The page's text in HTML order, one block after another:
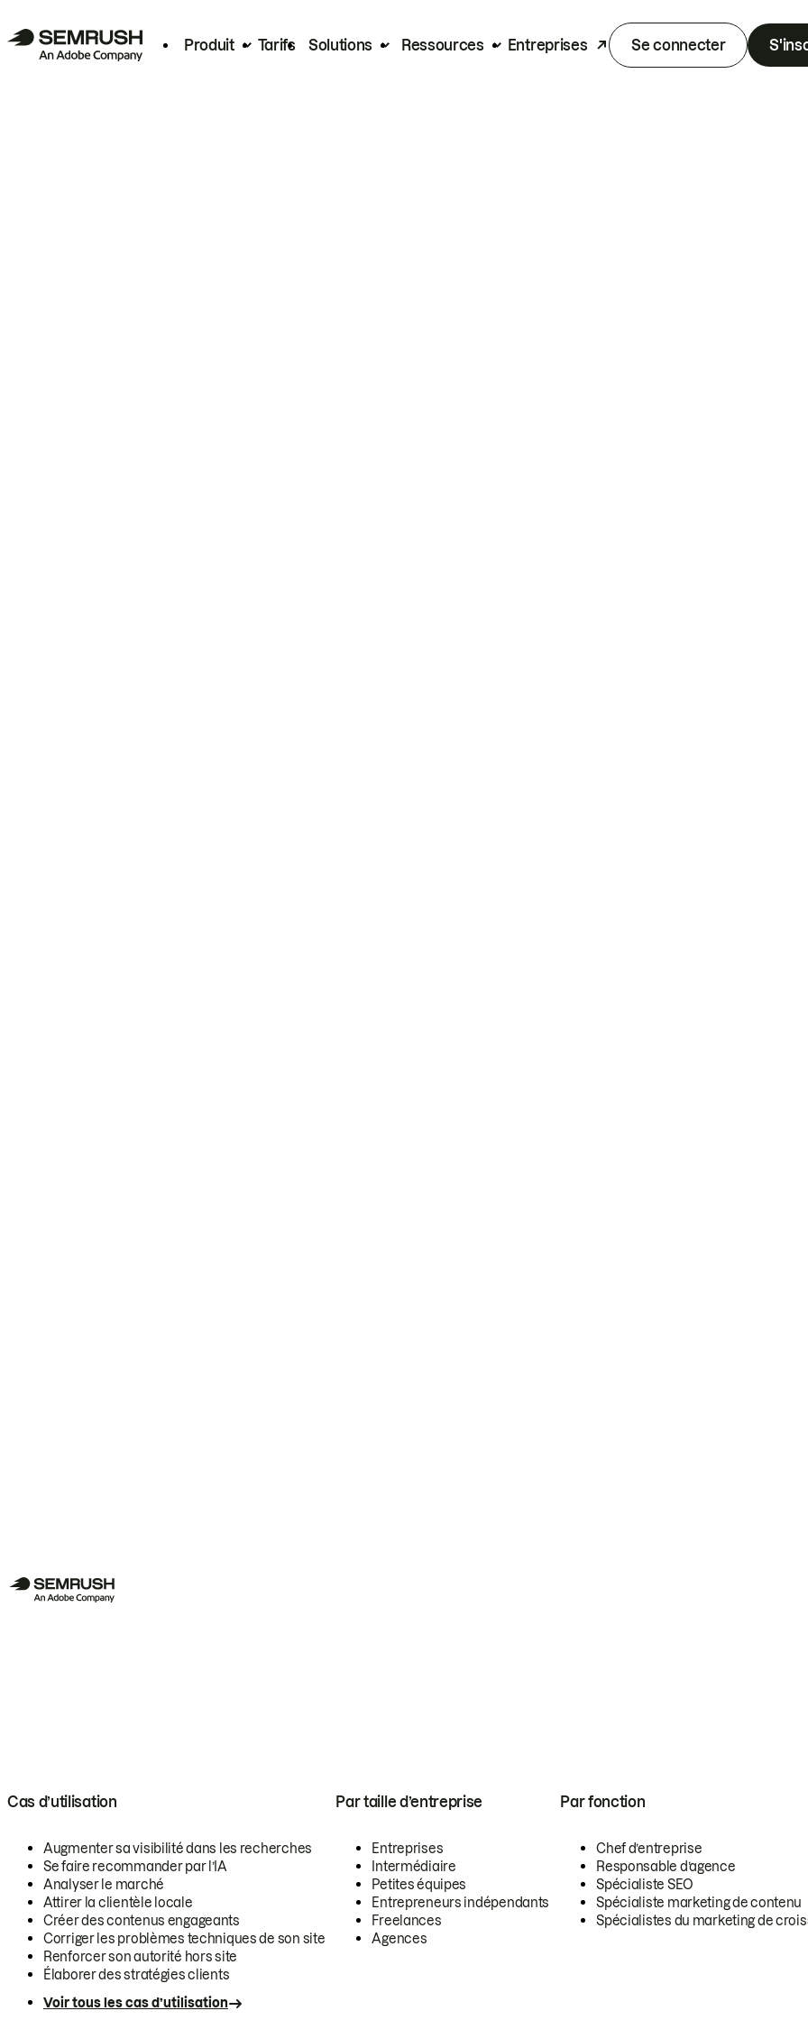
Produit Tarifs Solutions Ressources Entreprises Se connecter
Cas d’utilisation
Augmenter sa visibilité dans les recherches
Se faire recommander par l’IA
Analyser le marché
Attirer la clientèle locale
Créer des contenus engageants
Corriger les problèmes techniques de son site
Renforcer son autorité hors site
Élaborer des stratégies clients
Voir tous les cas d’utilisation
Par taille d’entreprise
Entreprises
Intermédiaire
Petites équipes
Entrepreneurs indépendants
Freelances
Agences
Par fonction
Chef d’entreprise
Responsable d’agence
Spécialiste SEO
Spécialiste marketing de contenu
Spécialistes du marketing de